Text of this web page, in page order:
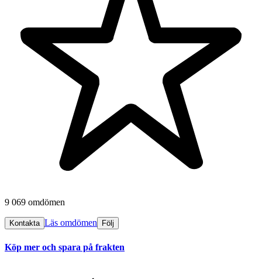
9 069 omdömen
Kontakta Läs omdömen Följ
Köp mer och spara på frakten